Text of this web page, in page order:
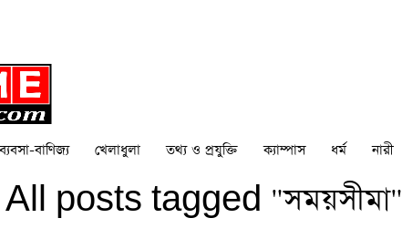
বাণিজ্য খেলাধুলা তথ্য ও প্রযুক্তি ক্যাম্পাস ধর্ম নারী
All posts tagged "সময়সীমা"